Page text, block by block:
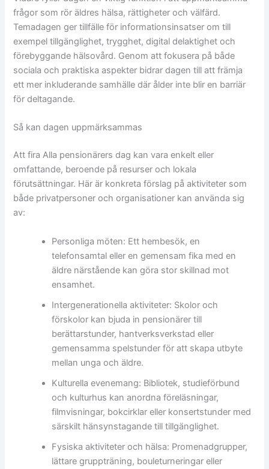
frågor som rör äldres hälsa, rättigheter och välfärd.
Temadagen ger tillfälle för informationsinsatser om till
exempel tillgänglighet, trygghet, digital delaktighet och
förebyggande hälsovård. Genom att fokusera på både
sociala och praktiska aspekter bidrar dagen till att främja
ett mer inkluderande samhälle där ålder inte blir en barriär
för deltagande.
Så kan dagen uppmärksammas
Att fira Alla pensionärers dag kan vara enkelt eller
omfattande, beroende på resurser och lokala
förutsättningar. Här är konkreta förslag på aktiviteter som
både privatpersoner och organisationer kan använda sig
av:
Personliga möten: Ett hembesök, en
telefonsamtal eller en gemensam fika med en
äldre närstående kan göra stor skillnad mot
ensamhet.
Intergenerationella aktiviteter: Skolor och
förskolor kan bjuda in pensionärer till
berättarstunder, hantverksverkstad eller
gemensamma spelstunder för att skapa utbyte
mellan unga och äldre.
Kulturella evenemang: Bibliotek, studieförbund
och kulturhus kan anordna föreläsningar,
filmvisningar, bokcirklar eller konsertstunder med
särskilt hänsynstagande till tillgänglighet.
Fysiska aktiviteter och hälsa: Promenadgrupper,
lättare gruppträning, bouleturneringar eller